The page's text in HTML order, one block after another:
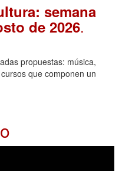
semana
de 2026.
propuestas: música,
que componen un